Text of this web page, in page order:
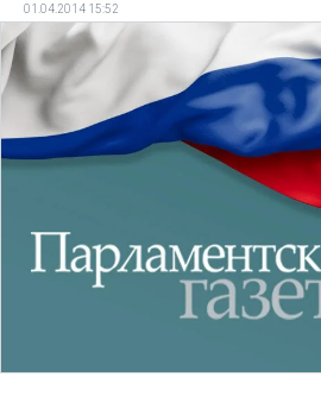
01.04.2014 15:52